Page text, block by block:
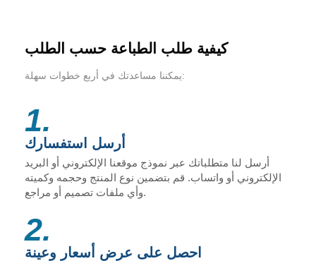
كيفية طلب الطباعة حسب الطلب
يمكننا مساعدتك في أربع خطوات سهلة:
1.
أرسل استفسارك
أرسل لنا متطلباتك عبر نموذج موقعنا الإلكتروني أو البريد
الإلكتروني أو واتساب. قم بتضمين نوع المنتج وحجمه وكميته
وأي ملفات تصميم أو مراجع.
2.
احصل على عرض أسعار وعينة